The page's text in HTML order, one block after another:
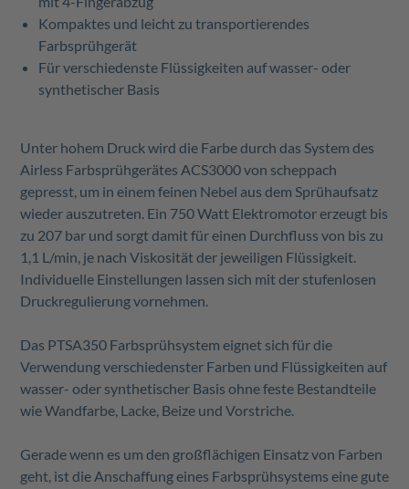
Kompaktes und leicht zu transportierendes
Farbsprühgerät
Für verschiedenste Flüssigkeiten auf wasser- oder
synthetischer Basis
Unter hohem Druck wird die Farbe durch das System des
Airless Farbsprühgerätes ACS3000 von scheppach
gepresst, um in einem feinen Nebel aus dem Sprühaufsatz
wieder auszutreten. Ein 750 Watt Elektromotor erzeugt bis
zu 207 bar und sorgt damit für einen Durchfluss von bis zu
1,1 L/min, je nach Viskosität der jeweiligen Flüssigkeit.
Individuelle Einstellungen lassen sich mit der stufenlosen
Druckregulierung vornehmen.
Das PTSA350 Farbsprühsystem eignet sich für die
Verwendung verschiedenster Farben und Flüssigkeiten auf
wasser- oder synthetischer Basis ohne feste Bestandteile
wie Wandfarbe, Lacke, Beize und Vorstriche.
Gerade wenn es um den großflächigen Einsatz von Farben
geht, ist die Anschaffung eines Farbsprühsystems eine gute